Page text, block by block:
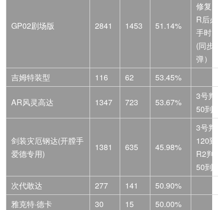
GP02剧场版 2841 1453 51.14%
修复
R后
手时
(同步
弹）
吉姆特装型
116 62 53.45%
AR风灵高达 1347 723 53.67%
3号
50到
剑装灾厄钢达(开膛手
爱德专用)
1381 635 45.98%
3号
120
R2判
50到
次代敢达
277 141
50.90%
雅克特·德卡
30 15
50.00%